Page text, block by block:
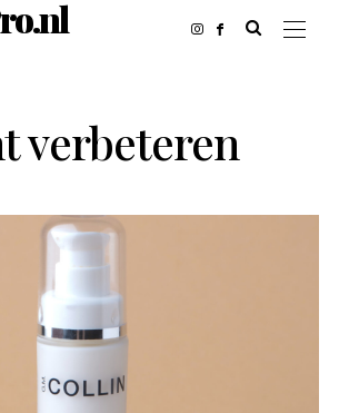
verbeteren